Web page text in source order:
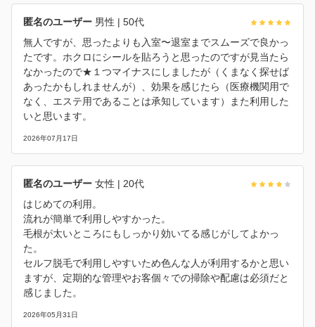
匿名のユーザー 男性 | 50代
無人ですが、思ったよりも入室〜退室までスムーズで良かっ
たです。ホクロにシールを貼ろうと思ったのですが見当たら
なかったので★１つマイナスにしましたが（くまなく探せば
あったかもしれませんが）、効果を感じたら（医療機関用で
なく、エステ用であることは承知しています）また利用した
いと思います。
2026年07月17日
匿名のユーザー 女性 | 20代
はじめての利用。
流れが簡単で利用しやすかった。
毛根が太いところにもしっかり効いてる感じがしてよかっ
た。
セルフ脱毛で利用しやすいため色んな人が利用するかと思い
ますが、定期的な管理やお客個々での掃除や配慮は必須だと
感じました。
2026年05月31日